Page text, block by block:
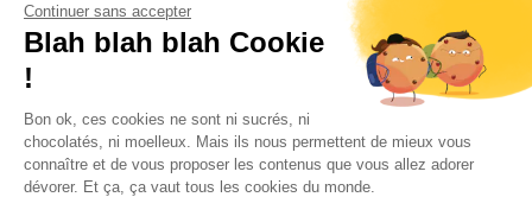
Devenir mandataire immobilier BSK !
Continuer sans accepter
Blah blah blah Cookie
!
Bon ok, ces cookies ne sont ni sucrés, ni
chocolatés, ni moelleux. Mais ils nous permettent de mieux vous
connaître et de vous proposer les contenus que vous allez adorer
dévorer. Et ça, ça vaut tous les cookies du monde.